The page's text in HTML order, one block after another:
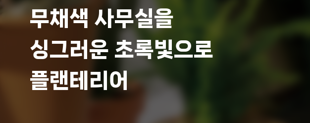
무채색 사무실을
싱그러운 초록빛으로
플랜테리어